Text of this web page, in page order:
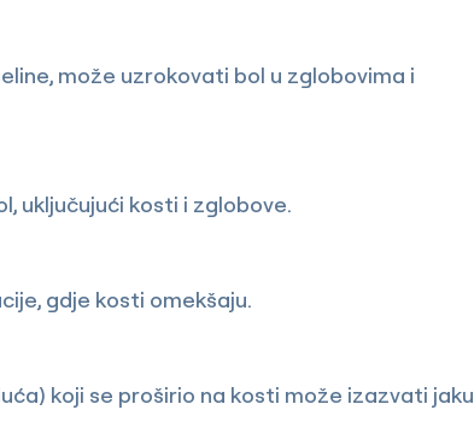
može uzrokovati bol u zglobovima i
uključujući kosti i zglobove.
gdje kosti omekšaju.
koji se proširio na kosti može izazvati jaku